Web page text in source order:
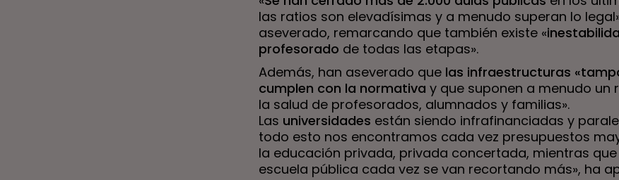
las ratios son elevadísimas y a menudo superan lo
aseverado, remarcando que también existe «
profesorado de todas las etapas».
Además, han aseverado que las infraestructuras
cumplen con la normativa y que suponen a menudo un
la salud de profesorados, alumnados y familias».
Las universidades están siendo infrafinanciadas y
todo esto nos encontramos cada vez presupuestos
la educación privada, privada concertada, mientras
escuela pública cada vez se van recortando más», ha